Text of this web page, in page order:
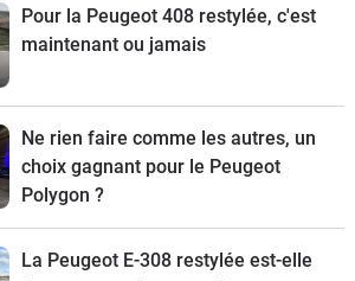
Pour la Peugeot 408 restylée, c'est
maintenant ou jamais
Ne rien faire comme les autres, un
choix gagnant pour le Peugeot
Polygon ?
La Peugeot E-308 restylée est-elle